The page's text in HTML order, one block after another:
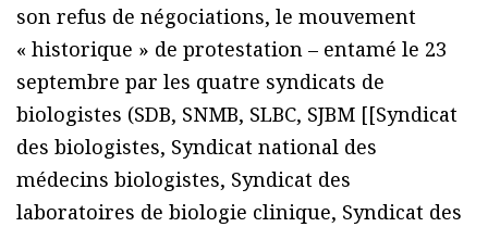
son refus de négociations, le mouvement
« historique » de protestation – entamé le 23
septembre par les quatre syndicats de
biologistes (SDB, SNMB, SLBC, SJBM [[Syndicat
des biologistes, Syndicat national des
médecins biologistes, Syndicat des
laboratoires de biologie clinique, Syndicat des